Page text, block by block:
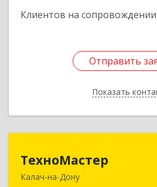
Клиентов на сопровождении
Отправить
Показать
Отправить
Назад
ТехноМастер
Калач-на-Дону
404503, Волгоградская